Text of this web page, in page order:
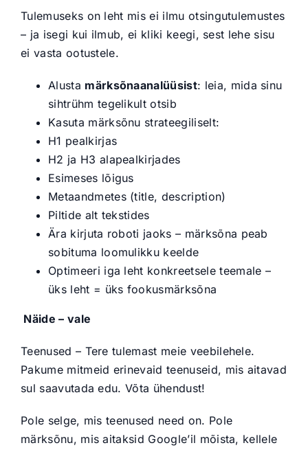
Tulemuseks on leht mis ei ilmu otsingutulemustes
– ja isegi kui ilmub, ei kliki keegi, sest lehe sisu
ei vasta ootustele.
Alusta märksõnaanalüüsist: leia, mida sinu
sihtrühm tegelikult otsib
Kasuta märksõnu strateegiliselt:
H1 pealkirjas
H2 ja H3 alapealkirjades
Esimeses lõigus
Metaandmetes (title, description)
Piltide alt tekstides
Ära kirjuta roboti jaoks – märksõna peab
sobituma loomulikku keelde
Optimeeri iga leht konkreetsele teemale –
üks leht = üks fookusmärksõna
Näide – vale
Teenused – Tere tulemast meie veebilehele.
Pakume mitmeid erinevaid teenuseid, mis aitavad
sul saavutada edu. Võta ühendust!
Pole selge, mis teenused need on. Pole
märksõnu, mis aitaksid Google’il mõista, kellele